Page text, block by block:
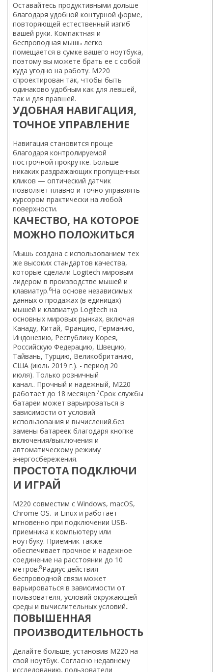
Оставайтесь продуктивными дольше
благодаря удобной контурной форме,
повторяющей естественный изгиб
вашей руки. Компактная и
беспроводная мышь легко
помещается в сумке вашего ноутбука,
поэтому вы можете брать ее с собой
куда угодно на работу. M220
спроектирован так, чтобы быть
одинаково удобным как для левшей,
так и для правшей.
УДОБНАЯ НАВИГАЦИЯ,
ТОЧНОЕ УПРАВЛЕНИЕ
Навигация становится проще
благодаря контролируемой
построчной прокрутке. Больше
никаких раздражающих пропущенных
кликов — оптический датчик
позволяет плавно и точно управлять
курсором практически на любой
поверхности.
КАЧЕСТВО, НА КОТОРОЕ
МОЖНО ПОЛОЖИТЬСЯ
Мышь создана с использованием тех
же высоких стандартов качества,
которые сделали Logitech мировым
лидером в производстве мышей и
клавиатур.6На основе независимых
данных о продажах (в единицах)
мышей и клавиатур Logitech на
основных мировых рынках, включая
Канаду, Китай, Францию, Германию,
Индонезию, Республику Корея,
Российскую Федерацию, Швецию,
Тайвань, Турцию, Великобританию,
США (июль 2019 г.). - период 20
июля). Только розничный
канал.. Прочный и надежный, M220
работает до 18 месяцев.7Срок службы
батареи может варьироваться в
зависимости от условий
использования и вычислений.без
замены батареек благодаря кнопке
включения/выключения и
автоматическому режиму
энергосбережения.
ПРОСТОТА ПОДКЛЮЧИ
И ИГРАЙ
M220 совместим с Windows, macOS,
Chrome OS. и Linux и работает
мгновенно при подключении USB-
приемника к компьютеру или
ноутбуку. Приемник также
обеспечивает прочное и надежное
соединение на расстоянии до 10
метров.8Радиус действия
беспроводной связи может
варьироваться в зависимости от
пользователя, условий окружающей
среды и вычислительных условий..
ПОВЫШЕННАЯ
ПРОИЗВОДИТЕЛЬНОСТЬ
Делайте больше, установив M220 на
свой ноутбук. Согласно недавнему
исследованию, пользователи